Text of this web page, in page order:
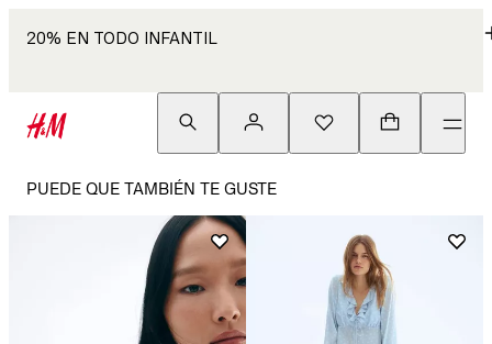
20% EN TODO INFANTIL
PUEDE QUE TAMBIÉN TE GUSTE